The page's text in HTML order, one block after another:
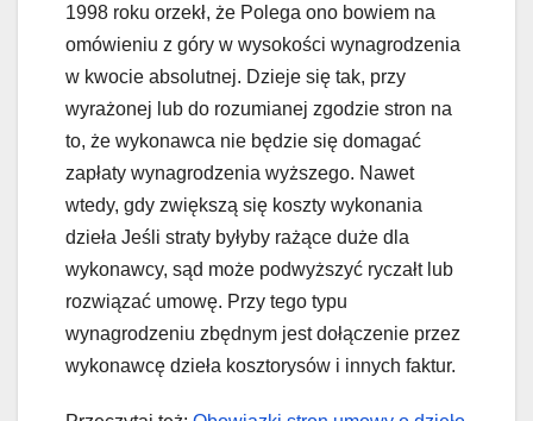
1998 roku orzekł, że Polega ono bowiem na
omówieniu z góry w wysokości wynagrodzenia
w kwocie absolutnej. Dzieje się tak, przy
wyrażonej lub do rozumianej zgodzie stron na
to, że wykonawca nie będzie się domagać
zapłaty wynagrodzenia wyższego. Nawet
wtedy, gdy zwiększą się koszty wykonania
dzieła Jeśli straty byłyby rażące duże dla
wykonawcy, sąd może podwyższyć ryczałt lub
rozwiązać umowę. Przy tego typu
wynagrodzeniu zbędnym jest dołączenie przez
wykonawcę dzieła kosztorysów i innych faktur.